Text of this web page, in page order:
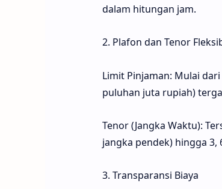
dalam hitungan jam.
2. Plafon dan Tenor
Limit Pinjaman: Mulai
puluhan juta rupiah)
Tenor (Jangka Waktu):
jangka pendek) hingga 3,
3. Transparansi Biaya